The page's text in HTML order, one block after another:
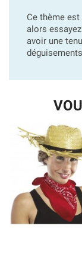
Ce thème
alors
avoir une